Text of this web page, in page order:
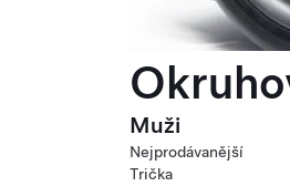
Muži
Nejprodávanější
Trička